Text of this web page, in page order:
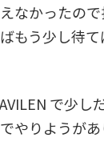
なかったの
もう少し待
で少し
やりようがあ